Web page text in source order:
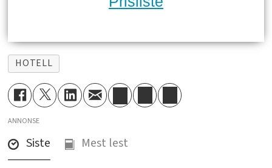
HOTELL
ANNONSE
Siste Mest lest